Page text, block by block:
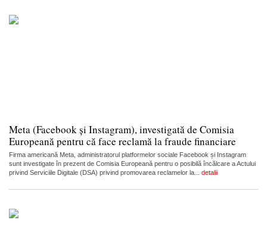
Meta (Facebook și Instagram), investigată de Comisia
Europeană pentru că face reclamă la fraude financiare
Firma americană Meta, administratorul platformelor sociale Facebook și Instagram
sunt investigate în prezent de Comisia Europeană pentru o posibilă încălcare a Actului
privind Serviciile Digitale (DSA) privind promovarea reclamelor la... detalii